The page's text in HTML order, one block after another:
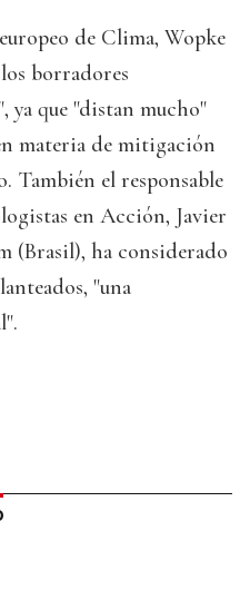
de Clima, Wopke
borradores
ya que "distan mucho"
materia de mitigación
También el responsable
en Acción, Javier
(Brasil), ha considerado
"una